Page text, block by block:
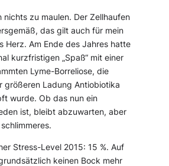
nichts zu maulen. Der Zellhaufen
das gilt auch für mein
Herz. Am Ende des Jahres hatte
kurzfristigen „Spaß“ mit einer
Lyme-Borreliose, die
größeren Ladung Antiobiotika
wurde. Ob das nun ein
ist, bleibt abzuwarten, aber
Stress-Level 2015: 15 %. Auf
keinen Bock mehr